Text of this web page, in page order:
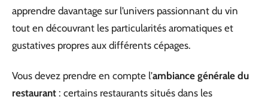
apprendre davantage sur l’univers passionnant du vin
tout en découvrant les particularités aromatiques et
gustatives propres aux différents cépages.
Vous devez prendre en compte l’ambiance générale du
restaurant : certains restaurants situés dans les